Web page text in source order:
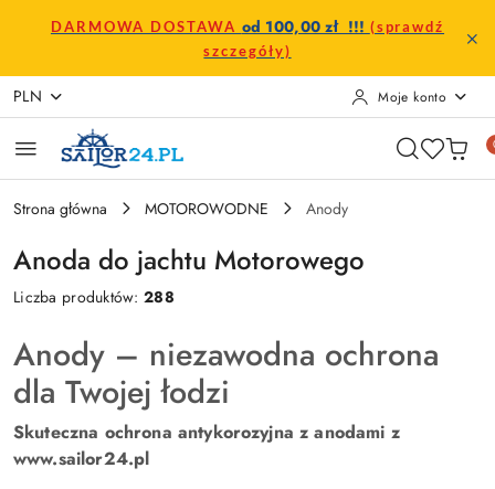
Przejdź do treści głównej
Przejdź do wyszukiwarki
Przejdź do moje konto
Przejdź do menu głównego
Przejdź do stopki
DARMOWA DOSTAWA od 100,00 zł !!! (sprawdź
szczegóły)
PLN Moje konto
Strona główna MOTOROWODNE Anody
Anoda do jachtu Motorowego
Liczba produktów:288
Anody – niezawodna ochrona
dla Twojej łodzi
Skuteczna ochrona antykorozyjna z anodami z
www.sailor24.pl